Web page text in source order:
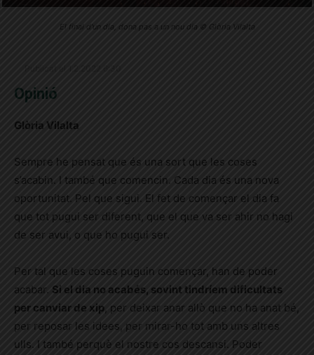
El final d'un dia, dona pas a un nou dia © Glòria Vilalta
Opinió
Glòria Vilalta
Sempre he pensat que és una sort que les coses
s’acabin. I també que comencin. Cada dia és una nova
oportunitat. Pel que sigui. El fet de començar el dia fa
que tot pugui ser diferent, que el que va ser ahir no hagi
de ser avui, o que ho pugui ser.
Per tal que les coses puguin començar, han de poder
acabar. Si el dia no acabés, sovint tindríem dificultats
per canviar de xip , per deixar anar allò que no ha anat bé,
per reposar les idees, per mirar-ho tot amb uns altres
ulls. I també perquè el nostre cos descansi. Poder